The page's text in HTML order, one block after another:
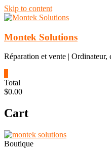
Skip to content
Montek Solutions
Réparation et vente |
Total
$0.00
Cart
Boutique